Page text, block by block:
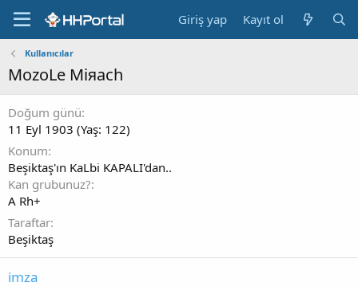
Giriş yap Kayıt ol
Kullanıcılar
MozoLe Miяach
Doğum günü
11 Eyl 1903 (Yaş: 122)
Konum
Beşiktaş'ın KaLbi KAPALI'dan..
Kan grubunuz?
A Rh+
Taraftar
Beşiktaş
imza